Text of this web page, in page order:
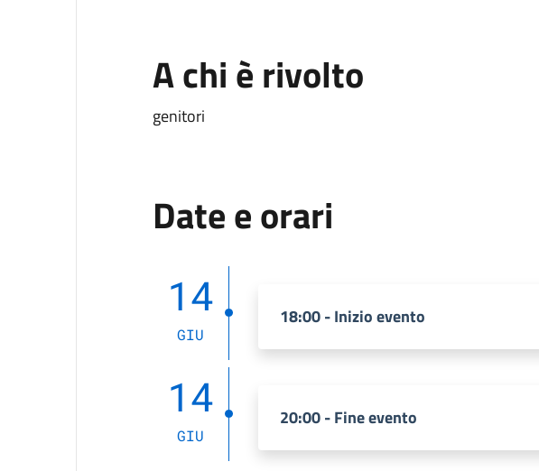
A chi è rivolto
genitori
Date e orari
14
GIU
18:00 - Inizio evento
14
GIU
20:00 - Fine evento